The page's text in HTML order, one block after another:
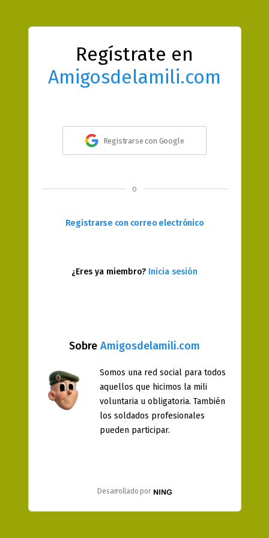
Regístrate en
Amigosdelamili.com
Sobre Amigosdelamili.com
Somos una red social para todos
aquellos que hicimos la mili
voluntaria u obligatoria. También
los soldados profesionales
pueden participar.
Desarrollado por
Registrarse con Google
o
Registrarse con correo electrónico
¿Eres ya miembro? Inicia sesión